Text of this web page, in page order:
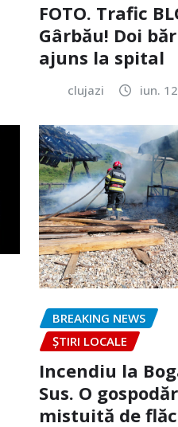
FOTO. Trafic
Gârbău! Doi
ajuns la spital
clujazi iun.
BREAKING NEWS
ȘTIRI LOCALE
Incendiu la
Sus. O
mistuită de